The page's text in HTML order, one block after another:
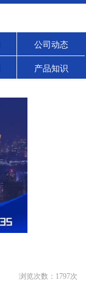
公司动态
产品知识
浏览次数： 1797次